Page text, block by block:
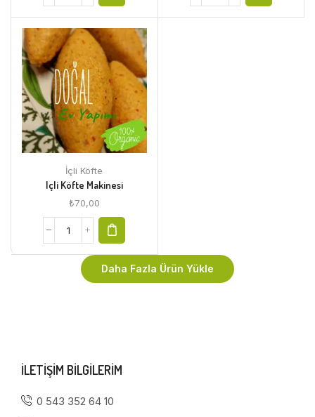
İçli Köfte
Içli Köfte Makinesi
₺70,00
Daha Fazla Ürün Yükle
ILETIŞIM BILGILERIM
0 543 352 64 10